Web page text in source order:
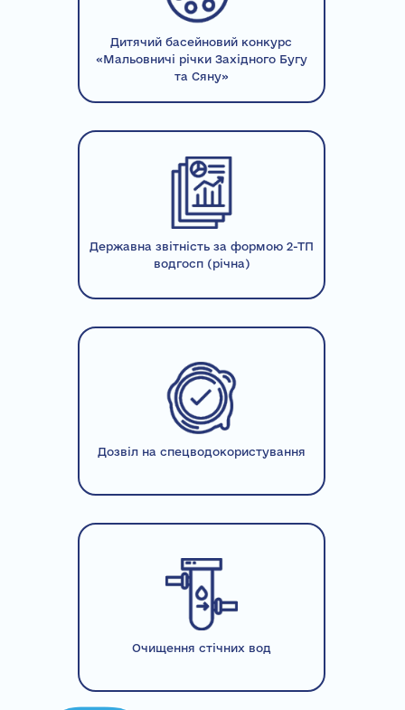
Дитячий басейновий конкурс
«Мальовничі річки Західного Бугу
та Сяну»
Державна звітність за формою 2-ТП
водгосп (річна)
Дозвіл на спецводокористування
Очищення стічних вод